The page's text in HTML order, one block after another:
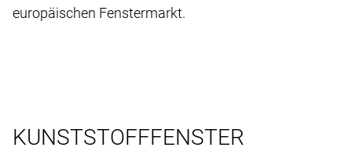
europäischen Fenstermarkt.
KUNSTSTOFFFENSTER